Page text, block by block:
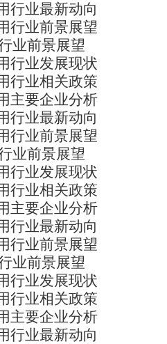
行业最新动向
行业前景展望
业前景展望
行业发展现状
行业相关政策
主要企业分析
行业最新动向
行业前景展望
业前景展望
行业发展现状
行业相关政策
主要企业分析
行业最新动向
行业前景展望
业前景展望
行业发展现状
行业相关政策
主要企业分析
行业最新动向